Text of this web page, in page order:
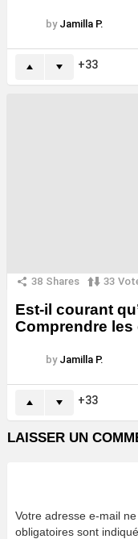
by Jamilla P.
33
38 Shares 33
Est-il courant
Comprendre
by Jamilla P.
33
LAISSER UN
Votre adresse e-mail
obligatoires sont